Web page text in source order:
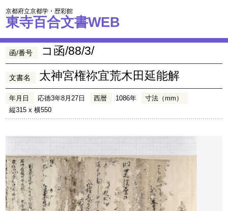
京都府立京都学・歴彩館
東寺百合文書WEB
函/番号 コ函/88/3/
文書名 太神宮権祢宜荒木田延能解
年月日 応徳3年8月27日 西暦 1086年
寸法（mm）
縦315 x 横550